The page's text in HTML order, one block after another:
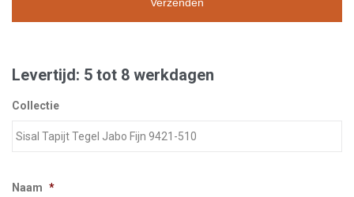
Levertijd: 5 tot 8 werkdagen
Collectie
Naam *